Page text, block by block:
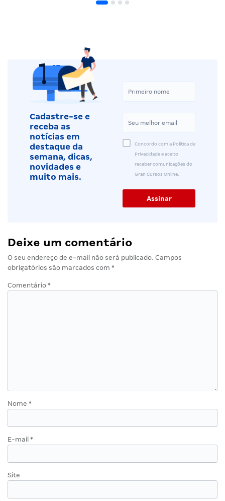
Cadastre-se e
receba as
notícias em
destaque da
semana, dicas,
novidades e
muito mais.
Concordo com a Política de
Privacidade e aceito
receber comunicações do
Gran Cursos Online.
Deixe um comentário
O seu endereço de e-mail não será publicado. Campos
obrigatórios são marcados com *
Comentário *
Nome *
E-mail *
Site